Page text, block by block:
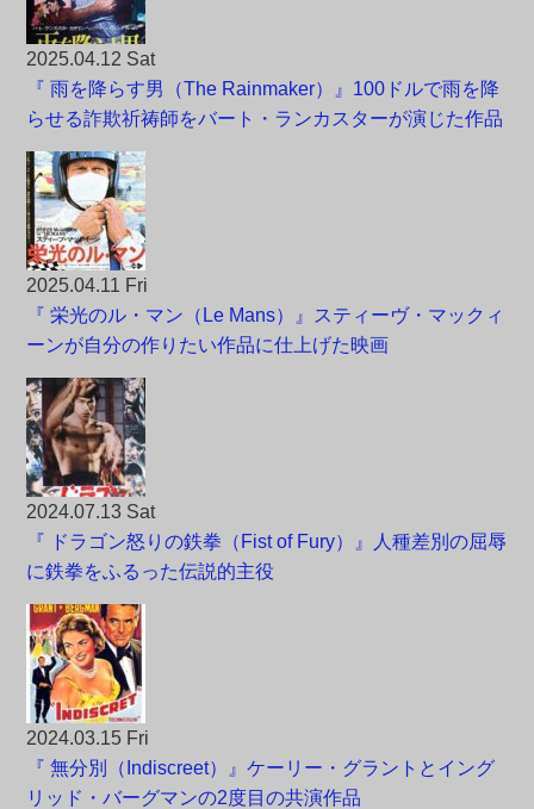
2025.04.12 Sat
『 雨を降らす男（The Rainmaker）』100ドルで雨を降
らせる詐欺祈祷師をバート・ランカスターが演じた作品
2025.04.11 Fri
『 栄光のル・マン（Le Mans）』スティーヴ・マックィ
ーンが自分の作りたい作品に仕上げた映画
2024.07.13 Sat
『 ドラゴン怒りの鉄拳（Fist of Fury）』人種差別の屈辱
に鉄拳をふるった伝説的主役
2024.03.15 Fri
『 無分別（Indiscreet）』ケーリー・グラントとイング
リッド・バーグマンの2度目の共演作品